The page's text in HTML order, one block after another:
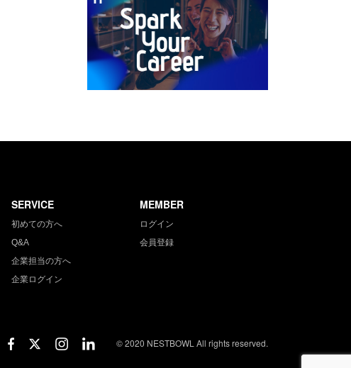
SERVICE
初めての方へ
Q&A
企業担当の方へ
企業ログイン
MEMBER
ログイン
会員登録
© 2020 NESTBOWL All rights reserved.